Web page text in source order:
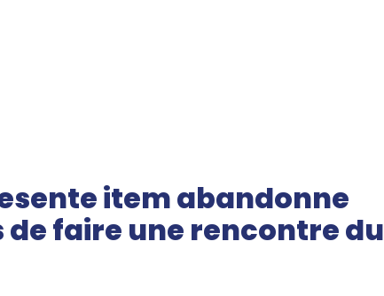
item abandonne
faire une rencontre du